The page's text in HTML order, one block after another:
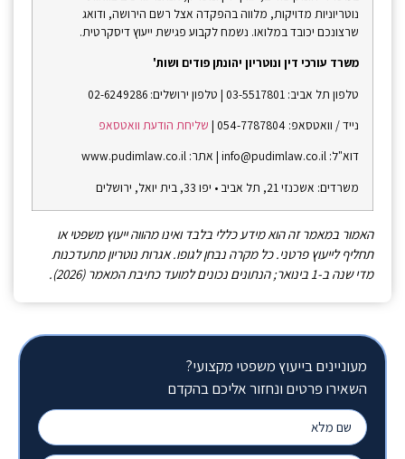
מעוניינים בייעוץ משפטי מקצועי?
השאירו פרטים ונחזור אליכם בהקדם
נוטריוניות מדויקות, מלווה בהפקדה אצל רשם הירושה, ודואג
שרצונכם יכובד במלואו. נשמח לקבוע פגישת ייעוץ דיסקרטית.
משרד עורכי דין ונוטריון יהונתן פודים ושות'
טלפון תל אביב: 03-5517801 | טלפון ירושלים: 02-6249286
נייד / וואטסאפ: 054-7787804 |
שליחת הודעת וואטסאפ
דוא"ל: info@pudimlaw.co.il | אתר: www.pudimlaw.co.il
משרדים: אשכנזי 21, תל אביב • יפו 33, בית יואל, ירושלים
האמור במאמר זה הוא מידע כללי בלבד ואינו מהווה ייעוץ משפטי או
תחליף לייעוץ פרטני. כל מקרה נבחן לגופו. אגרות נוטריון מתעדכנות
מדי שנה ב-1 בינואר; הנתונים נכונים למועד כתיבת המאמר (2026).